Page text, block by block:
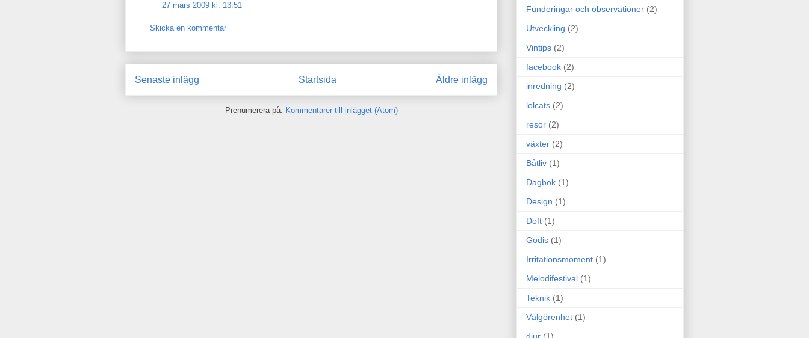
27 mars 2009 kl. 13:51
Skicka en kommentar
Senaste inlägg Äldre inlägg
Startsida
Prenumerera på: Kommentarer till inlägget (Atom)
Funderingar och observationer (2)
Utveckling (2)
Vintips (2)
facebook (2)
inredning (2)
lolcats (2)
resor (2)
växter (2)
Båtliv (1)
Dagbok (1)
Design (1)
Doft (1)
Godis (1)
Irritationsmoment (1)
Melodifestival (1)
Teknik (1)
Välgörenhet (1)